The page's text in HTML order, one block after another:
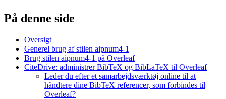
På denne side
Oversigt
Generel brug af stilen aipnum4-1
Brug stilen aipnum4-1 på Overleaf
CiteDrive: administrer BibTeX og BibLaTeX til Overleaf
Leder du efter et samarbejdsværktøj online til at
håndtere dine BibTeX referencer, som forbindes til
Overleaf?